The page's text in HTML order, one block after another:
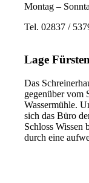
Montag –
Tel.02837 /
Lage
Das
gegenüber vom
Wassermühle.
sich das Büro
Schloss Wissen
durch eine